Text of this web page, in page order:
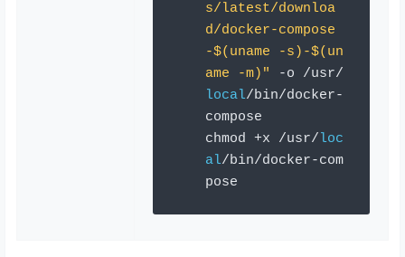
s/latest/downloa
d/docker-compose
-$(uname -s)-$(un
ame -m)"
-o /usr/
local/bin/docker-
compose
chmod +x /usr/loc
al/bin/docker-com
pose